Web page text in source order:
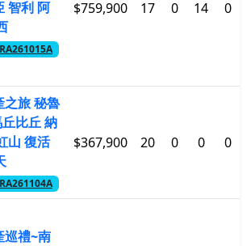
智利 阿
$759,900 17 0 14 0
之旅 秘魯
比丘 納
山 復活
$367,900 20 0 0 0
巡禮~南